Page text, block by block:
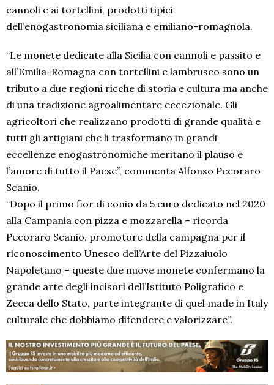
cannoli e ai tortellini, prodotti tipici
dell’enogastronomia siciliana e emiliano-romagnola.
“Le monete dedicate alla Sicilia con cannoli e passito e
all’Emilia-Romagna con tortellini e lambrusco sono un
tributo a due regioni ricche di storia e cultura ma anche
di una tradizione agroalimentare eccezionale. Gli
agricoltori che realizzano prodotti di grande qualità e
tutti gli artigiani che li trasformano in grandi
eccellenze enogastronomiche meritano il plauso e
l’amore di tutto il Paese”, commenta Alfonso Pecoraro
Scanio.
“Dopo il primo fior di conio da 5 euro dedicato nel 2020
alla Campania con pizza e mozzarella – ricorda
Pecoraro Scanio, promotore della campagna per il
riconoscimento Unesco dell’Arte del Pizzaiuolo
Napoletano – queste due nuove monete confermano la
grande arte degli incisori dell’Istituto Poligrafico e
Zecca dello Stato, parte integrante di quel made in Italy
culturale che dobbiamo difendere e valorizzare”.